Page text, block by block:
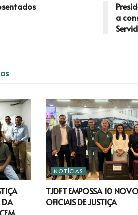
a
DA
NOTÍCIAS
TJDFT EMPOSSA 10
OFICIAIS DE JUSTIÇA